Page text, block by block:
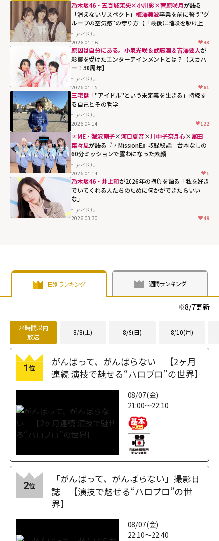
乃木坂46・五百城茉央×小川彩×菅原咲月が語る
「消えないリスペクト」 梅澤美波卒業を前に誓う"グ
ループの空気感"の守り方【「最後に階段を駆け上が
ったのはいつだ？」インタビュー】
アイドル
2026.04.16
43
原因は自分にある。小泉光咲＆武藤潤＆吉澤要人が
影響を受けたエンターテインメントとは？【スカパ
ー！30周年】
アイドル
2026.04.15
61
三宅健 「"アイドル"という未定義を生きる」持続す
る自己とその哲学
アイドル
2026.04.14
122
≠ME・蟹沢萌子×河口夏音×川中子奈月心×冨田
菜々風が語る『≠MissionE』収録秘話 台本なしの
60分ミッションで露わになった素顔
アイドル
2026.04.14
1
乃木坂46・井上和が2026年の抱負を語る「私を好き
でいてくれる人たちのために何かができたらいい
な」
アイドル
2026.03.30
49
日別ランキング 週間ランキング
※8/7更新
24時間以内
放送
8/8(土) 8/9(日) 8/10(月)
1位
がんばって、がんばらない 【2ヶ月
連続 演技で魅せる“ハロプロ”の世界】
08/07(金)
21:00～22:10
2位
「がんばって、がんばらない」撮影日
誌 【演技で魅せる“ハロプロ”の世
界】
08/07(金)
22:10～22:40